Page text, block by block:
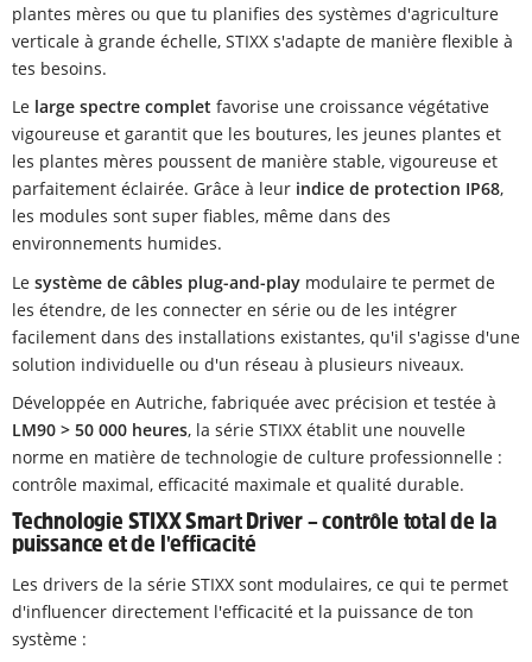
plantes mères ou que tu planifies des systèmes d'agriculture
verticale à grande échelle, STIXX s'adapte de manière flexible à
tes besoins.
Le large spectre complet favorise une croissance végétative
vigoureuse et garantit que les boutures, les jeunes plantes et
les plantes mères poussent de manière stable, vigoureuse et
parfaitement éclairée. Grâce à leur indice de protection IP68,
les modules sont super fiables, même dans des
environnements humides.
Le système de câbles plug-and-play modulaire te permet de
les étendre, de les connecter en série ou de les intégrer
facilement dans des installations existantes, qu'il s'agisse d'une
solution individuelle ou d'un réseau à plusieurs niveaux.
Développée en Autriche, fabriquée avec précision et testée à
LM90 > 50 000 heures, la série STIXX établit une nouvelle
norme en matière de technologie de culture professionnelle :
contrôle maximal, efficacité maximale et qualité durable.
Technologie STIXX Smart Driver – contrôle total de la
puissance et de l'efficacité
Les drivers de la série STIXX sont modulaires, ce qui te permet
d'influencer directement l'efficacité et la puissance de ton
système :